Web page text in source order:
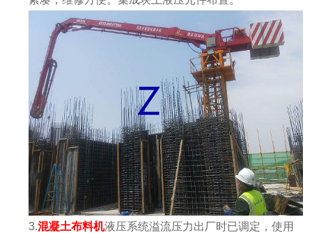
3.混凝土布料机液压系统溢流压力出厂时已调定，使用